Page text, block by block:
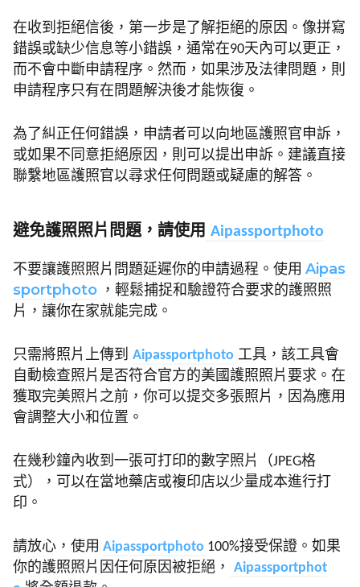
在收到拒絕信後，第一步是了解拒絕的原因。像拼寫
錯誤或缺少信息等小錯誤，通常在90天內可以更正，
而不會中斷申請程序。然而，如果涉及法律問題，則
申請程序只有在問題解決後才能恢復。
為了糾正任何錯誤，申請者可以向地區護照官申訴，
或如果不同意拒絕原因，則可以提出申訴。建議直接
聯繫地區護照官以尋求任何問題或疑慮的解答。
避免護照照片問題，請使用 Aipassportphoto
不要讓護照照片問題延遲你的申請過程。使用 Aipas
sportphoto ，輕鬆捕捉和驗證符合要求的護照照
片，讓你在家就能完成。
只需將照片上傳到 Aipassportphoto 工具，該工具會
自動檢查照片是否符合官方的美國護照照片要求。在
獲取完美照片之前，你可以提交多張照片，因為應用
會調整大小和位置。
在幾秒鐘內收到一張可打印的數字照片（JPEG格
式），可以在當地藥店或複印店以少量成本進行打
印。
請放心，使用 Aipassportphoto 100%接受保證。如果
你的護照照片因任何原因被拒絕，
Aipassportphot